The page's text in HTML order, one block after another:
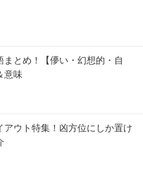
まとめ！【儚い・幻想的・自
意味
アウト特集！凶方位にしか置け